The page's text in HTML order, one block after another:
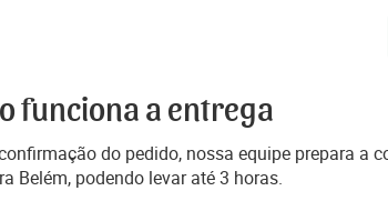
funciona a entrega
do pedido, nossa equipe prepara a
Belém, podendo levar até 3 horas.